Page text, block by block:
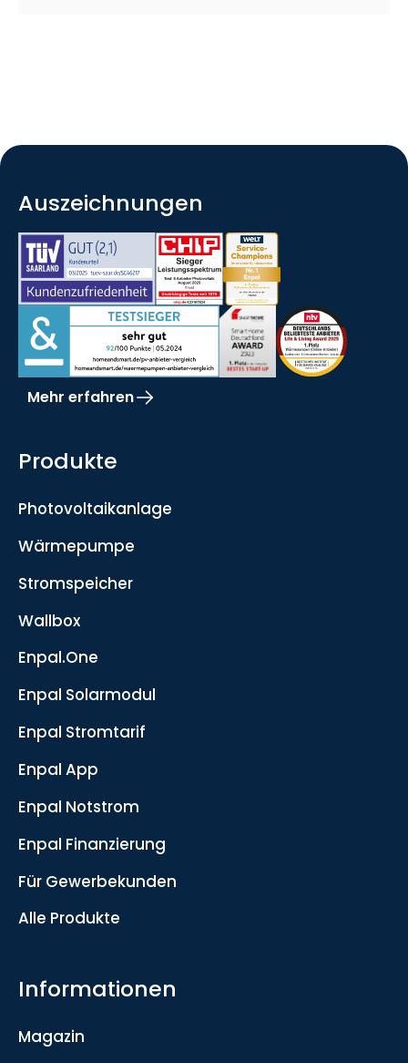
Auszeichnungen
Mehr erfahren
Produkte
Photovoltaikanlage
Wärmepumpe
Stromspeicher
Wallbox
Enpal.One
Enpal Solarmodul
Enpal Stromtarif
Enpal App
Enpal Notstrom
Enpal Finanzierung
Für Gewerbekunden
Alle Produkte
Informationen
Magazin